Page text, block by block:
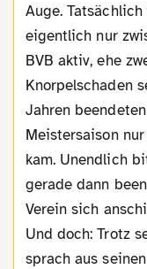
Auge.
eigentlich nur
BVB aktiv, ehe
Knorpelschaden
Jahren
Meistersaison
kam. Unendlich
gerade dann
Verein sich
Und doch: Trotz
sprach aus